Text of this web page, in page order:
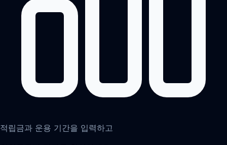
적립금과 운용 기간을 입력하고